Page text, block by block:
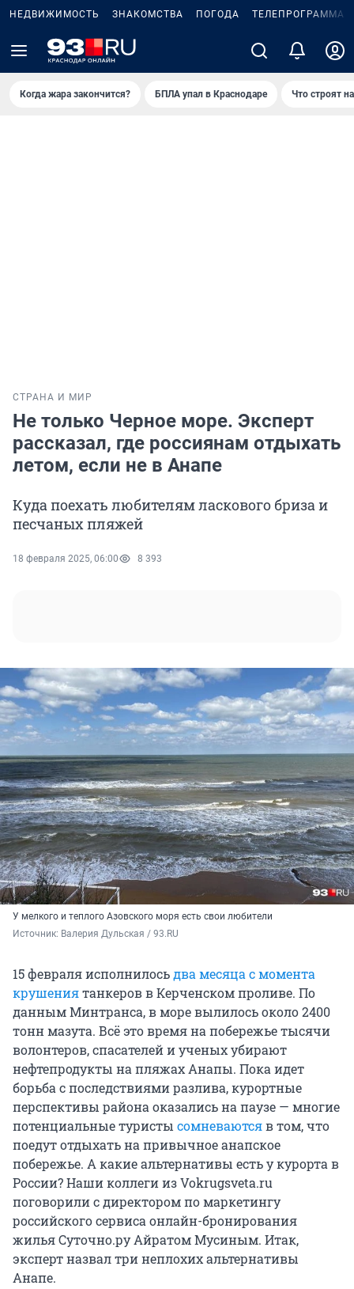
НЕДВИЖИМОСТЬ ЗНАКОМСТВА ПОГОДА ТЕЛЕПРОГРАММА
Когда жара закончится? БПЛА упал в Краснодаре Что строят
СТРАНА И МИР
Не только Черное море. Эксперт
рассказал, где россиянам отдыхать
летом, если не в Анапе
Куда поехать любителям ласкового бриза и
песчаных пляжей
18 февраля 2025, 06:00 8 393
У мелкого и теплого Азовского моря есть свои любители
Источник: Валерия Дульская / 93.RU
15 февраля исполнилосьдва месяца с момента
крушениятанкеров в Керченском проливе. По
данным Минтранса, в море вылилось около 2400
тонн мазута. Всё это время на побережье тысячи
волонтеров, спасателей и ученых убирают
нефтепродукты на пляжах Анапы. Пока идет
борьба с последствиями разлива, курортные
перспективы района оказались на паузе — многие
потенциальные туристы сомневаютсяв том, что
поедут отдыхать на привычное анапское
побережье. А какие альтернативы есть у курорта в
России? Наши коллеги из Vokrugsveta.ru
поговорилисдиректором по маркетингу
российского сервиса онлайн-бронирования
жилья Суточно.ру Айратом Мусиным. Итак,
эксперт назвал три неплохих альтернативы
Анапе.